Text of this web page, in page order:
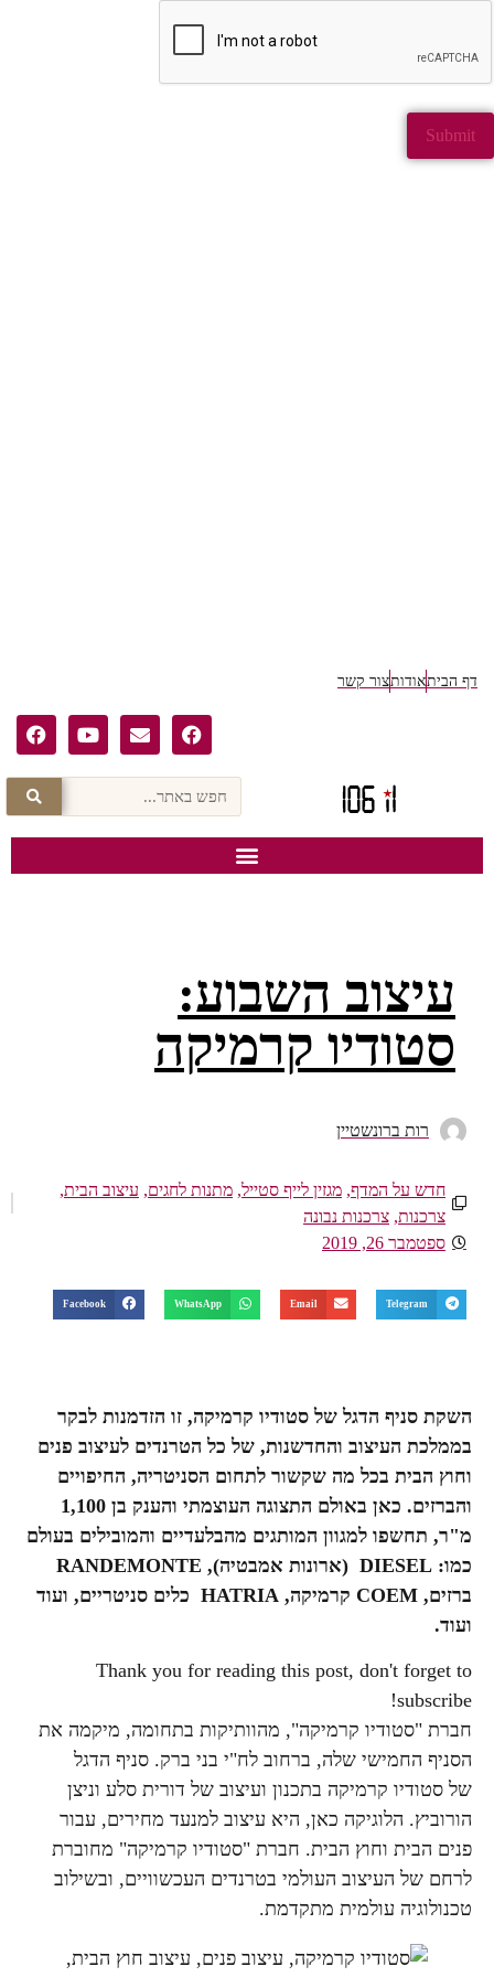
הביתאודותצור קשר
עיצוב השבוע:
סטודיו קרמיקה
רות ברונשטיין
חדש על המדף,מגזין לייף סטייל,מתנות לחגים,עיצוב הבית,
צרכנות,צרכנות נבונה
ספטמבר 26, 2019
Telegram
Email
WhatsApp
Facebook
השקת סניף הדגל של סטודיו קרמיקה, זו הזדמנות לבקר
בממלכת העיצוב והחדשנות, של כל הטרנדים לעיצוב פנים
וחוץ הבית בכל מה שקשור לתחום הסניטריה, החיפויים
והברזים. כאן באולם התצוגה העוצמתי והענק בן 1,100
מ"ר, תחשפו למגוון המותגים מהבלעדיים והמובילים בעולם
כמו:DIESEL (ארונות אמבטיה),RANDEMONTE
ברזים,COEMקרמיקה,HATRIA כלים סניטריים, ועוד
ועוד.
Thank you for reading this post, don't forget to
subscribe!
חברת "סטודיו קרמיקה", מהוותיקות בתחומה, מיקמה את
הסניף החמישי שלה, ברחוב לח"י בני ברק. סניף הדגל
של סטודיו קרמיקה בתכנון ועיצוב של דורית סלע וניצן
הורוביץ. הלוגיקה כאן, היא עיצוב למנעד מחירים, עבור
פנים הבית וחוץ הבית. חברת "סטודיו קרמיקה" מחוברת
לרחם של העיצוב העולמי בטרנדים העכשוויים, ובשילוב
טכנולוגיה עולמית מתקדמת.